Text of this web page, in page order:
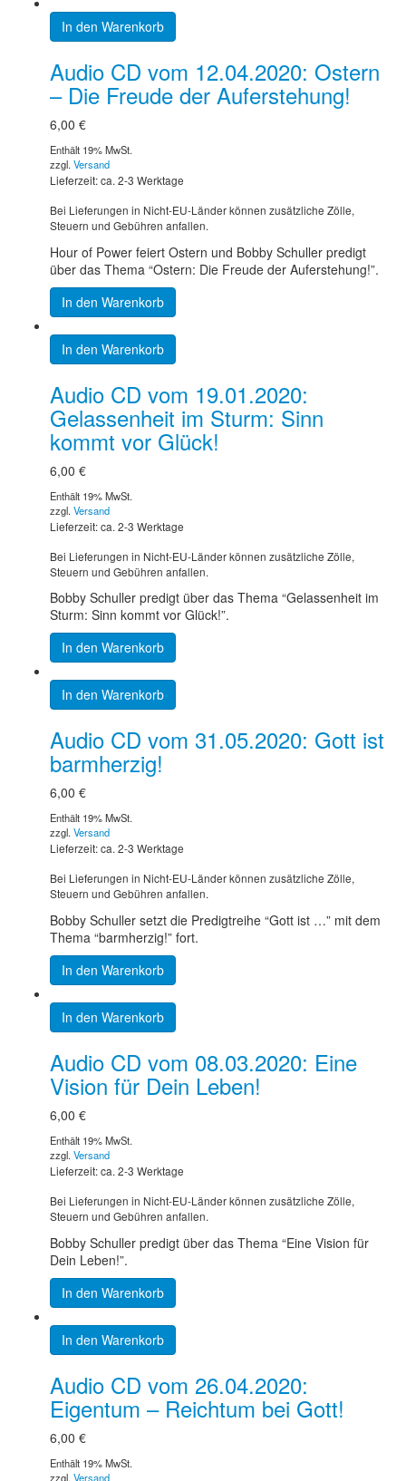
In den Warenkorb
Audio CD vom 12.04.2020: Ostern
– Die Freude der Auferstehung!
6,00 €
Enthält 19% MwSt.
zzgl. Versand
Lieferzeit: ca. 2-3 Werktage
Bei Lieferungen in Nicht-EU-Länder können zusätzliche Zölle,
Steuern und Gebühren anfallen.
Hour of Power feiert Ostern und Bobby Schuller predigt
über das Thema “Ostern: Die Freude der Auferstehung!”.
In den Warenkorb
In den Warenkorb
Audio CD vom 19.01.2020:
Gelassenheit im Sturm: Sinn
kommt vor Glück!
6,00 €
Enthält 19% MwSt.
zzgl. Versand
Lieferzeit: ca. 2-3 Werktage
Bei Lieferungen in Nicht-EU-Länder können zusätzliche Zölle,
Steuern und Gebühren anfallen.
Bobby Schuller predigt über das Thema “Gelassenheit im
Sturm: Sinn kommt vor Glück!”.
In den Warenkorb
In den Warenkorb
Audio CD vom 31.05.2020: Gott ist
barmherzig!
6,00 €
Enthält 19% MwSt.
zzgl.Versand
Lieferzeit: ca. 2-3 Werktage
Bei Lieferungen in Nicht-EU-Länder können zusätzliche Zölle,
Steuern und Gebühren anfallen.
Bobby Schuller setzt die Predigtreihe “Gott ist …” mit dem
Thema “barmherzig!” fort.
In den Warenkorb
In den Warenkorb
Audio CD vom 08.03.2020: Eine
Vision für Dein Leben!
6,00 €
Enthält 19% MwSt.
zzgl.Versand
Lieferzeit: ca. 2-3 Werktage
Bei Lieferungen in Nicht-EU-Länder können zusätzliche Zölle,
Steuern und Gebühren anfallen.
Bobby Schuller predigt über das Thema “Eine Vision für
Dein Leben!”.
In den Warenkorb
In den Warenkorb
Audio CD vom 26.04.2020:
Eigentum – Reichtum bei Gott!
6,00 €
Enthält 19% MwSt.
zzgl. Versand